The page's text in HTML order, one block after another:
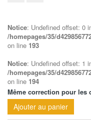
Notice: Undefined offset: 0
/homepages/35/
on line 193
Notice: Undefined offset: 1
/homepages/35/
on line 194
Même correction pour les